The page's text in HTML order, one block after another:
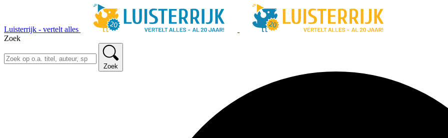
Luisterrijk - vertelt alles
Zoek
Zoek